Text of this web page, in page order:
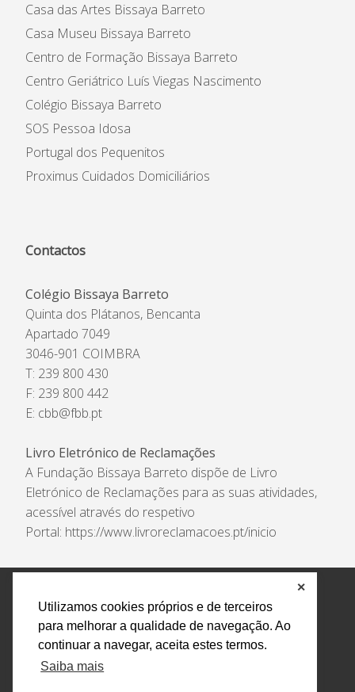
Utilizamos cookies próprios e de terceiros
para melhorar a qualidade de navegação. Ao
continuar a navegar, aceita estes termos.
Saiba mais
✕
Casa das Artes Bissaya Barreto
Casa Museu Bissaya Barreto
Centro de Formação Bissaya Barreto
Centro Geriátrico Luís Viegas Nascimento
Colégio Bissaya Barreto
SOS Pessoa Idosa
Portugal dos Pequenitos
Proximus Cuidados Domiciliários
Contactos
Colégio Bissaya Barreto
Quinta dos Plátanos, Bencanta
Apartado 7049
3046-901 COIMBRA
T: 239 800 430
F: 239 800 442
E: cbb@fbb.pt
Livro Eletrónico de Reclamações
A Fundação Bissaya Barreto dispõe de Livro
Eletrónico de Reclamações para as suas atividades,
acessível através do respetivo
Portal: https://www.livroreclamacoes.pt/inicio
Política de Privacidade e Tratamento de Dados
Encarregado de Proteção de Dados
Livro Eletrónico
de Reclamações
Canal de Denúncias
Todos os direitos reservados Design by AM. Developed by